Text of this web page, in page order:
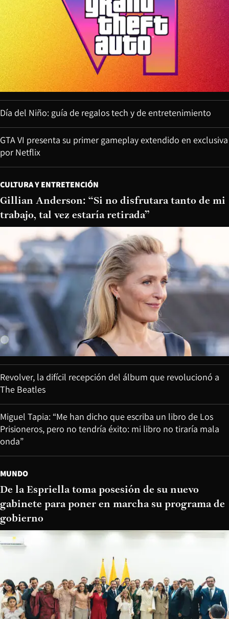
Día del Niño: guía de regalos tech y de entretenimiento
GTA VI presenta su primer gameplay extendido en exclusiva
por Netflix
CULTURA Y ENTRETENCIÓN
Gillian Anderson: “Si no disfrutara tanto de mi
trabajo, tal vez estaría retirada”
Revolver, la difícil recepción del álbum que revolucionó a
The Beatles
Miguel Tapia: “Me han dicho que escriba un libro de Los
Prisioneros, pero no tendría éxito: mi libro no tiraría mala
onda”
MUNDO
De la Espriella toma posesión de su nuevo
gabinete para poner en marcha su programa de
gobierno